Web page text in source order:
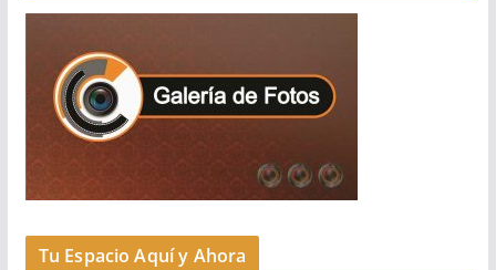
Tu Espacio Aquí y Ahora